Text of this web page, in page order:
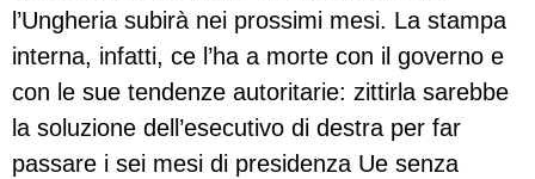
l’Ungheria subirà nei prossimi mesi. La stampa
interna, infatti, ce l’ha a morte con il governo e
con le sue tendenze autoritarie: zittirla sarebbe
la soluzione dell’esecutivo di destra per far
passare i sei mesi di presidenza Ue senza